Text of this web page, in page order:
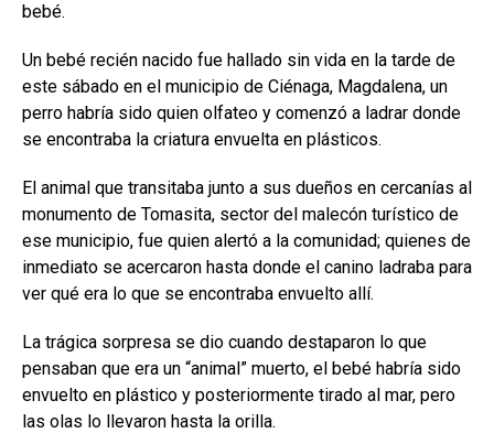
bebé.
Un bebé recién nacido fue hallado sin vida en la tarde de
este sábado en el municipio de Ciénaga, Magdalena, un
perro habría sido quien olfateo y comenzó a ladrar donde
se encontraba la criatura envuelta en plásticos.
El animal que transitaba junto a sus dueños en cercanías al
monumento de Tomasita, sector del malecón turístico de
ese municipio, fue quien alertó a la comunidad; quienes de
inmediato se acercaron hasta donde el canino ladraba para
ver qué era lo que se encontraba envuelto allí.
La trágica sorpresa se dio cuando destaparon lo que
pensaban que era un “animal” muerto, el bebé habría sido
envuelto en plástico y posteriormente tirado al mar, pero
las olas lo llevaron hasta la orilla.